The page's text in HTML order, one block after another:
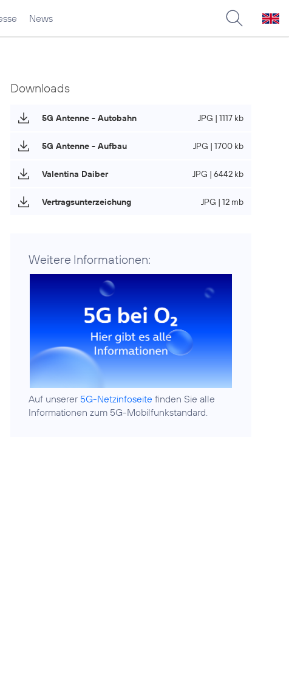
News
Downloads
5G Antenne - Autobahn JPG | 1117 kb
5G Antenne - Aufbau JPG | 1700 kb
Valentina Daiber JPG | 6442 kb
Vertragsunterzeichung JPG | 12 mb
Weitere Informationen:
Auf unserer 5G-Netzinfoseite finden Sie alle
Informationen zum 5G-Mobilfunkstandard.